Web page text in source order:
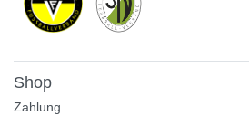
Shop
Zahlung